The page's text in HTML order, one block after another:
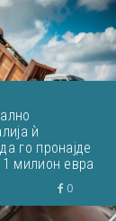
ѝ
го пронајде
милион евра
0